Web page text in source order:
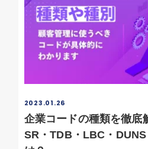
2023.01.26
企業コードの種類を徹底
SR・TDB・LBC・